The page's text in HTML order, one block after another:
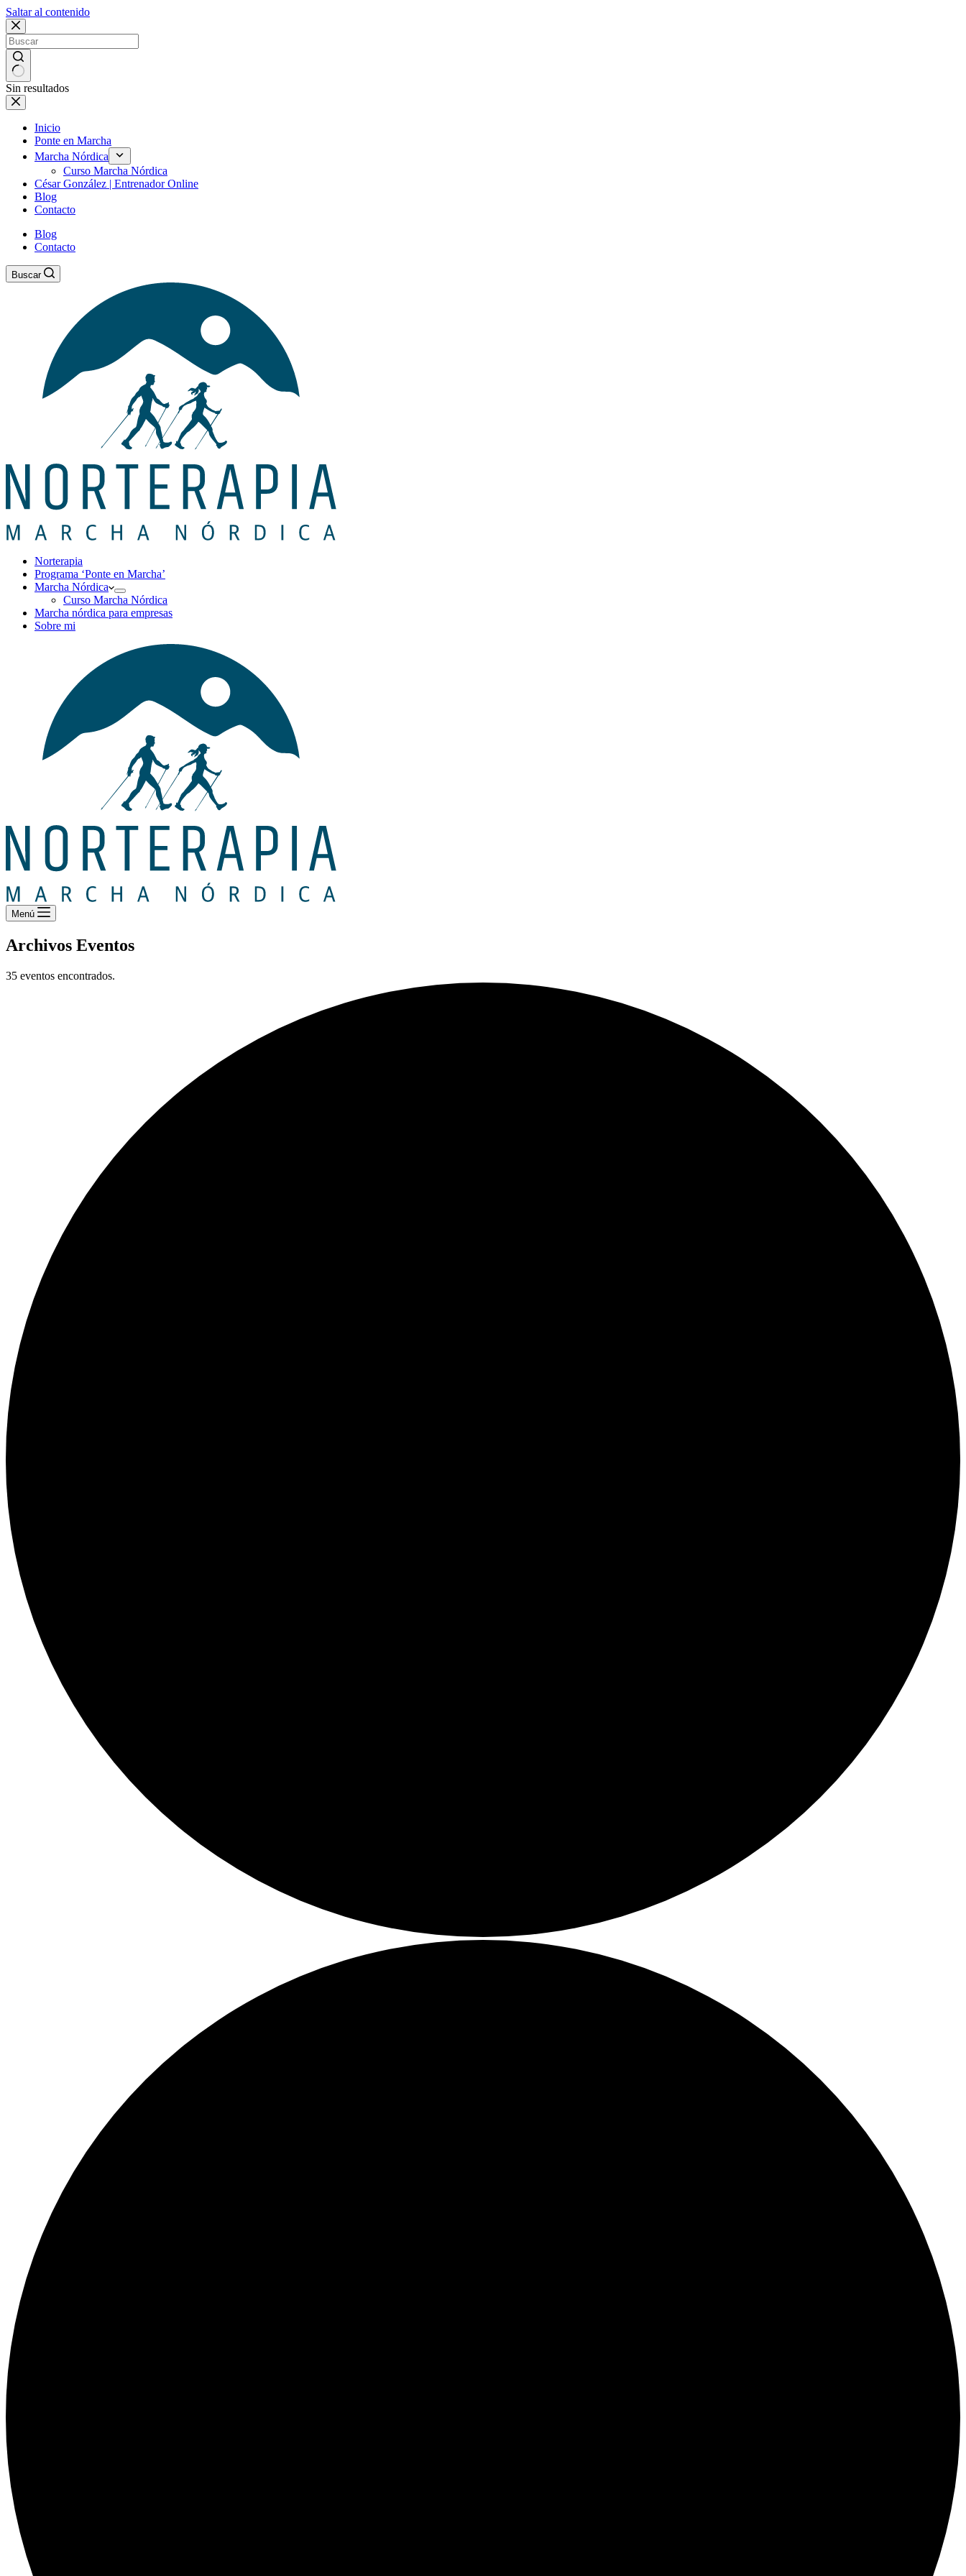
Saltar al contenido
Sin resultados
Inicio
Ponte en Marcha
Marcha Nórdica
Curso Marcha Nórdica
César González | Entrenador Online
Blog
Contacto
Blog
Contacto
Buscar
Norterapia
Programa ‘Ponte en Marcha’
Marcha Nórdica
Curso Marcha Nórdica
Marcha nórdica para empresas
Sobre mi
Menú
Archivos Eventos
35 eventos encontrados.